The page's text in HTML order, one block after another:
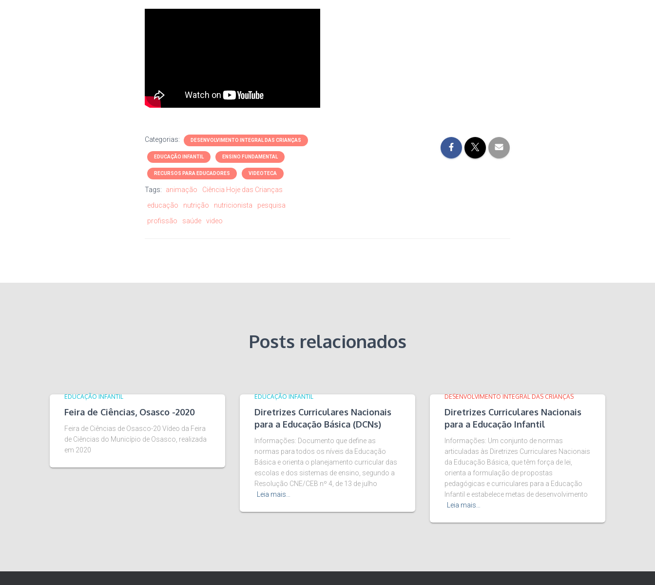
Categorias: DESENVOLVIMENTO INTEGRAL DAS CRIANÇAS
EDUCAÇÃO INFANTIL ENSINO FUNDAMENTAL
RECURSOS PARA EDUCADORES VIDEOTECA
Tags: animação
Ciência Hoje das Crianças
educação
nutrição nutricionista
pesquisa
profissão
saúde video
Posts relacionados
EDUCAÇÃO INFANTIL
Feira de Ciências, Osasco -2020
Feira de Ciências de Osasco-20 Vídeo da Feira
de Ciências do Município de Osasco, realizada
em 2020
EDUCAÇÃO INFANTIL
Diretrizes Curriculares Nacionais
para a Educação Básica (DCNs)
Informações: Documento que define as
normas para todos os níveis da Educação
Básica e orienta o planejamento curricular das
escolas e dos sistemas de ensino, segundo a
Resolução CNE/CEB nº 4, de 13 de julho
Leia mais…
DESENVOLVIMENTO INTEGRAL DAS CRIANÇAS
Diretrizes Curriculares Nacionais
para a Educação Infantil
Informações: Um conjunto de normas
articuladas às Diretrizes Curriculares Nacionais
da Educação Básica, que têm força de lei,
orienta a formulação de propostas
pedagógicas e curriculares para a Educação
Infantil e estabelece metas de desenvolvimento
Leia mais…